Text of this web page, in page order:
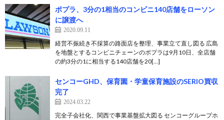
ポプラ、3分の1相当のコンビニ140店舗をローソン
に譲渡へ
2020.09.11
経営不振続き不採算の路面店を整理、事業立て直し図る 広島
を地盤とするコンビニチェーンのポプラは9月10日、全店舗
の約3分の1に相当する140店舗を20[…]
センコーGHD、保育園・学童保育施設のSERIO買収
完了
2024.03.22
完全子会社化、関西で事業基盤拡大図る センコーグループホ